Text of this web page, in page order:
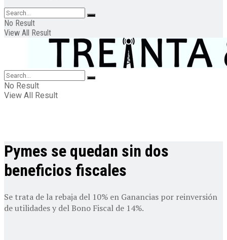
No Result
View All Result
No Result
View All Result
Pymes se quedan sin dos
beneficios fiscales
Se trata de la rebaja del 10% en Ganancias por reinversión
de utilidades y del Bono Fiscal de 14%.